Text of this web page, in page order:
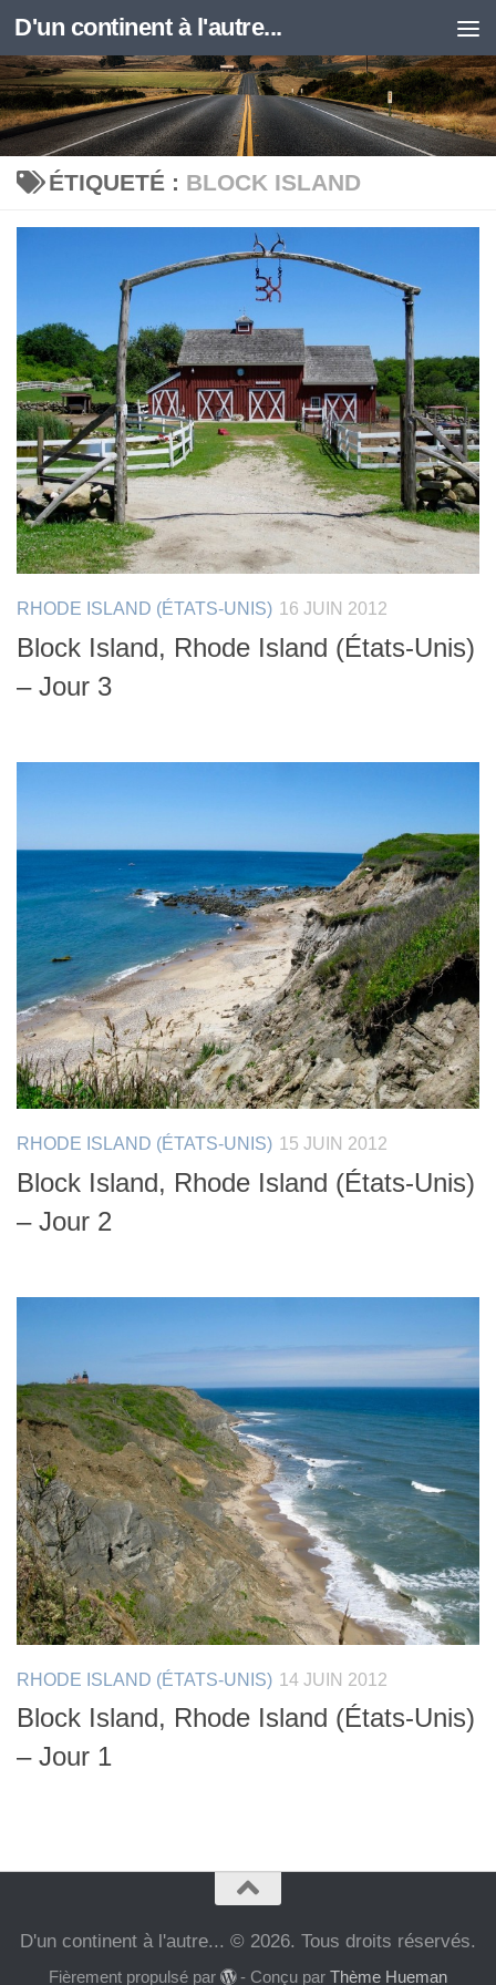
Skip to content
D'un continent à l'autre...
ÉTIQUETÉ : BLOCK ISLAND
RHODE ISLAND (ÉTATS-UNIS) 16 JUIN 2012
Block Island, Rhode Island (États-Unis)
– Jour 3
RHODE ISLAND (ÉTATS-UNIS) 15 JUIN 2012
Block Island, Rhode Island (États-Unis)
– Jour 2
RHODE ISLAND (ÉTATS-UNIS) 14 JUIN 2012
Block Island, Rhode Island (États-Unis)
– Jour 1
D'un continent à l'autre... © 2026. Tous droits réservés.
Fièrement propulsé par - Conçu parThème Hueman